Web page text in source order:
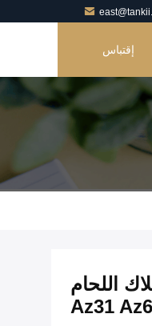
إقتباس
اللحام
Az31